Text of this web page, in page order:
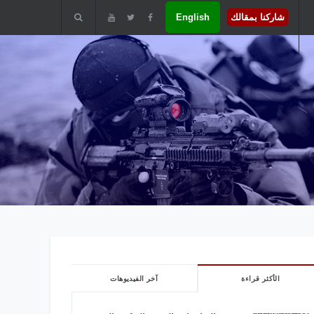
شاركنا بمقالك English
الأكثر قراءة آخر الفيديوهات